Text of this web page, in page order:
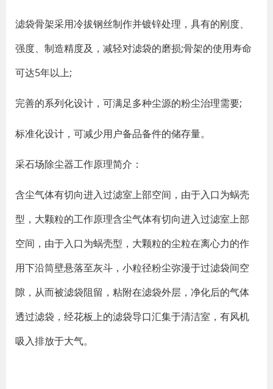
滤袋骨架采用冷拔钢丝制作并镀锌处理，具有的刚度、
强度、制造精度及，减轻对滤袋的磨损;骨架的使用寿命
可达5年以上;
完善的系列化设计，可满足多种尘源的粉尘治理需要;
标准化设计，可减少用户备品备件的储存量。
采石场除尘器工作原理简介：
含尘气体有切向进入过滤室上部空间，由于入口为蜗壳
型，大颗粒的工作原理含尘气体有切向进入过滤室上部
空间，由于入口为蜗壳型，大颗粒的尘粒在离心力的作
用下沿筒壁悬落至灰斗，小粒径粉尘弥漫于过滤袋间空
隙，从而被滤袋阻留，粘附在滤袋外层，净化后的气体
透过滤袋，经花板上的滤袋导口汇集于清洁室，有风机
吸入排放于大气。